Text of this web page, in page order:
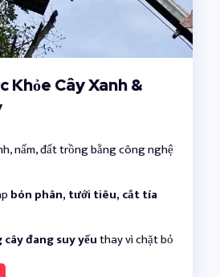
Khỏe Cây Xanh &
nấm, đất trồng bằng công nghệ
bón phân, tưới tiêu, cắt tỉa
cây đang suy yếuthay vì chặt bỏ